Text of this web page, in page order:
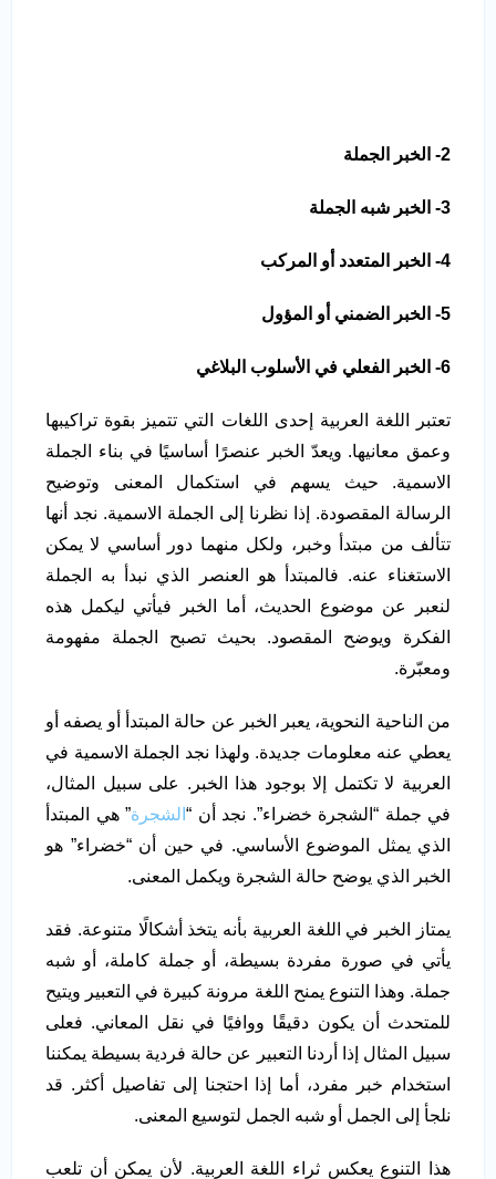
2- الخبر الجملة
3- الخبر شبه الجملة
4- الخبر المتعدد أو المركب
5- الخبر الضمني أو المؤول
6- الخبر الفعلي في الأسلوب البلاغي
تعتبر اللغة العربية إحدى اللغات التي تتميز بقوة تراكيبها
وعمق معانيها. ويعدّ الخبر عنصرًا أساسيًا في بناء الجملة
الاسمية. حيث يسهم في استكمال المعنى وتوضيح
الرسالة المقصودة. إذا نظرنا إلى الجملة الاسمية. نجد أنها
تتألف من مبتدأ وخبر، ولكل منهما دور أساسي لا يمكن
الاستغناء عنه. فالمبتدأ هو العنصر الذي نبدأ به الجملة
لنعبر عن موضوع الحديث، أما الخبر فيأتي ليكمل هذه
الفكرة ويوضح المقصود. بحيث تصبح الجملة مفهومة
ومعبّرة.
من الناحية النحوية، يعبر الخبر عن حالة المبتدأ أو يصفه أو
يعطي عنه معلومات جديدة. ولهذا نجد الجملة الاسمية في
العربية لا تكتمل إلا بوجود هذا الخبر. على سبيل المثال،
في جملة “الشجرة خضراء”. نجد أن “ الشجرة” هي المبتدأ
الذي يمثل الموضوع الأساسي. في حين أن “خضراء” هو
الخبر الذي يوضح حالة الشجرة ويكمل المعنى.
يمتاز الخبر في اللغة العربية بأنه يتخذ أشكالًا متنوعة. فقد
يأتي في صورة مفردة بسيطة، أو جملة كاملة، أو شبه
جملة. وهذا التنوع يمنح اللغة مرونة كبيرة في التعبير ويتيح
للمتحدث أن يكون دقيقًا ووافيًا في نقل المعاني. فعلى
سبيل المثال إذا أردنا التعبير عن حالة فردية بسيطة يمكننا
استخدام خبر مفرد، أما إذا احتجنا إلى تفاصيل أكثر. قد
نلجأ إلى الجمل أو شبه الجمل لتوسيع المعنى.
هذا التنوع يعكس ثراء اللغة العربية. لأن يمكن أن تلعب